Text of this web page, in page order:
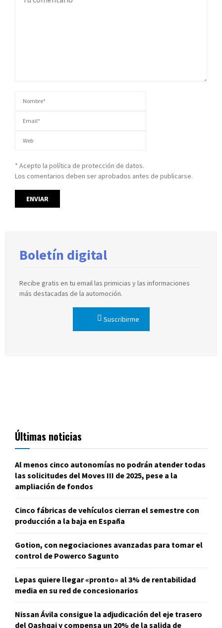
* Acepto la política de protección de datos.
Los comentarios deben ser aprobados antes de publicarse.
Boletín digital
Recibe gratis en tu email las primicias y las informaciones
más destacadas de la automoción.
Suscribirme
Últimas noticias
Al menos cinco autonomías no podrán atender todas
las solicitudes del Moves III de 2025, pese a la
ampliación de fondos
Cinco fábricas de vehículos cierran el semestre con
producción a la baja en España
Gotion, con negociaciones avanzadas para tomar el
control de Powerco Sagunto
Lepas quiere llegar «pronto» al 3% de rentabilidad
media en su red de concesionarios
Nissan Ávila consigue la adjudicación del eje trasero
del Qashqai y compensa un 20% de la salida de